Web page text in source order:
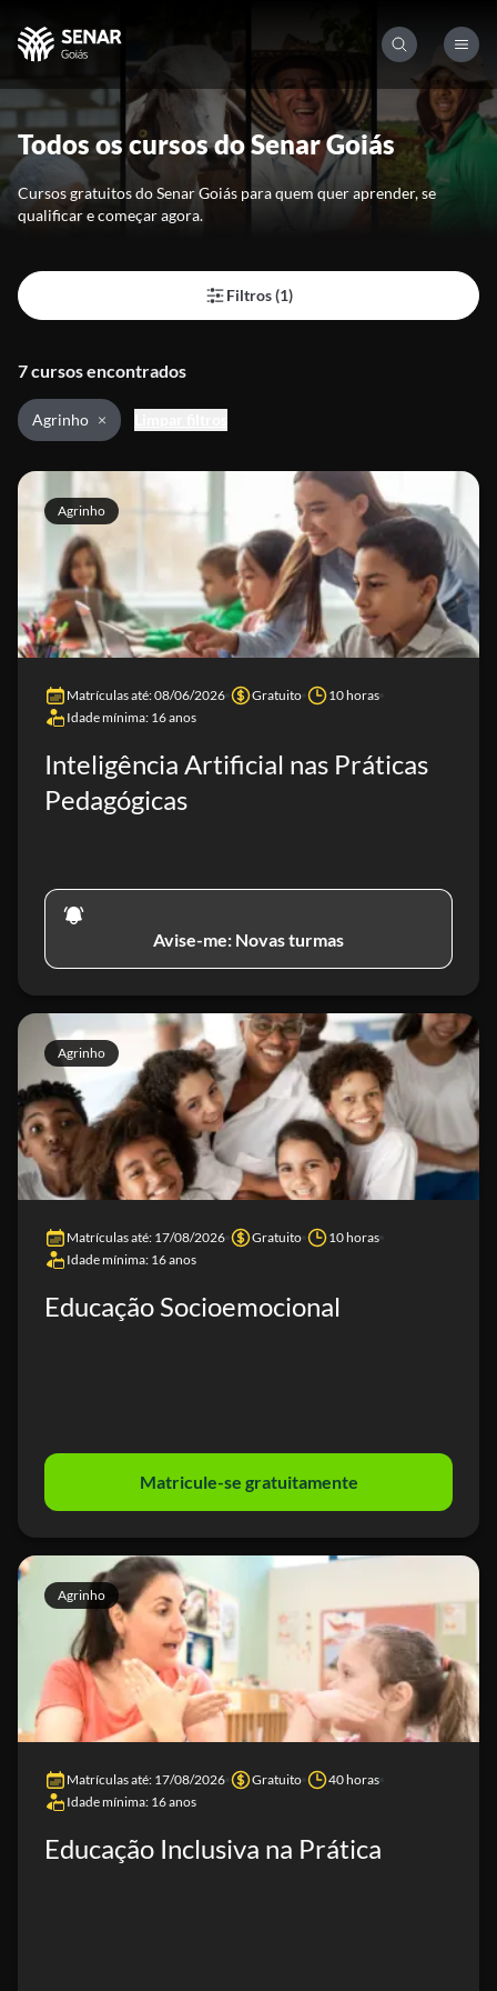
Todos os cursos do Senar Goiás
Cursos gratuitos do Senar Goiás para quem quer aprender, se
qualificar e começar agora.
Filtros (1)
7 cursos encontrados
Agrinho
Agrinho
Matrículas até: 08/06/2026 Gratuito
10 horas
Idade mínima: 16 anos
Inteligência Artificial nas Práticas
Pedagógicas
Avise-me: Novas turmas
Agrinho
Matrículas até: 17/08/2026 Gratuito
10 horas
Idade mínima: 16 anos
Educação Socioemocional
Matricule-se gratuitamente
Agrinho
Matrículas até: 17/08/2026 Gratuito
40 horas
Idade mínima: 16 anos
Educação Inclusiva na Prática